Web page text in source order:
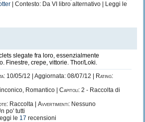
They did't Live Happily Ever After" indetto
Gwendalina (My Last Wish) (Harry Potter)
| Contesto: Da VI libro alternativo | Leggi le
slegate fra loro, essenzialmente
Finestre, crepe, vittorie. Thor/Loki.
10/05/12 | Aggiornata: 08/07/12 |
Rating:
Romantico | Capitoli: 2 - Raccolta di
Raccolta | Avvertimenti: Nessuno
po' tutti
le 17 recensioni